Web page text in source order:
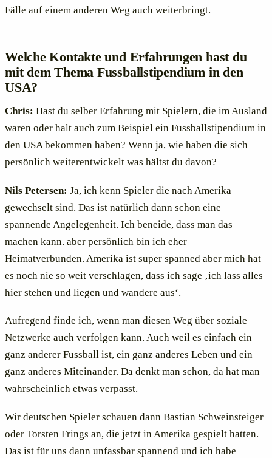
Fälle auf einem anderen Weg auch weiterbringt.
Welche Kontakte und Erfahrungen hast du
mit dem Thema Fussballstipendium in den
USA?
Chris: Hast du selber Erfahrung mit Spielern, die im Ausland
waren oder halt auch zum Beispiel ein Fussballstipendium in
den USA bekommen haben? Wenn ja, wie haben die sich
persönlich weiterentwickelt was hältst du davon?
Nils Petersen: Ja, ich kenn Spieler die nach Amerika
gewechselt sind. Das ist natürlich dann schon eine
spannende Angelegenheit. Ich beneide, dass man das
machen kann. aber persönlich bin ich eher
Heimatverbunden. Amerika ist super spanned aber mich hat
es noch nie so weit verschlagen, dass ich sage ‚ich lass alles
hier stehen und liegen und wandere aus‘.
Aufregend finde ich, wenn man diesen Weg über soziale
Netzwerke auch verfolgen kann. Auch weil es einfach ein
ganz anderer Fussball ist, ein ganz anderes Leben und ein
ganz anderes Miteinander. Da denkt man schon, da hat man
wahrscheinlich etwas verpasst.
Wir deutschen Spieler schauen dann Bastian Schweinsteiger
oder Torsten Frings an, die jetzt in Amerika gespielt hatten.
Das ist für uns dann unfassbar spannend und ich habe